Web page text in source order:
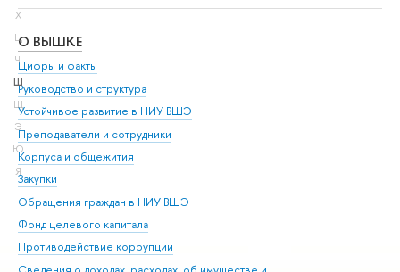
Х
Ц
Ч
Ш
Щ
Э
Ю
Я
О ВЫШКЕ
Цифры и факты
Руководство и структура
Устойчивое развитие в НИУ ВШЭ
Преподаватели и сотрудники
Корпуса и общежития
Закупки
Обращения граждан в НИУ ВШЭ
Фонд целевого капитала
Противодействие коррупции